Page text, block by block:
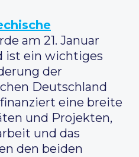
am 21. Januar
ist ein wichtiges
der
Deutschland
eine breite
und Projekten,
und das
den beiden